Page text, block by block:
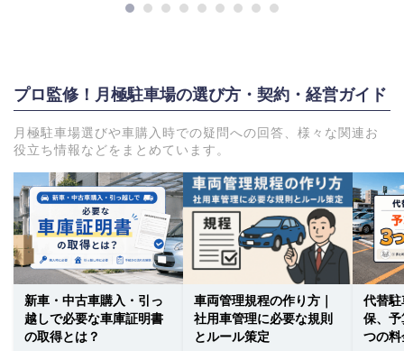
プロ監修！月極駐車場の選び方・契約・経営ガイド
月極駐車場選びや車購入時での疑問への回答、様々な関連お
役立ち情報などをまとめています。
新車・中古車購入・引っ
越しで必要な車庫証明書
の取得とは？
車両管理規程の作り方｜
社用車管理に必要な規則
とルール策定
代替
保、
つの